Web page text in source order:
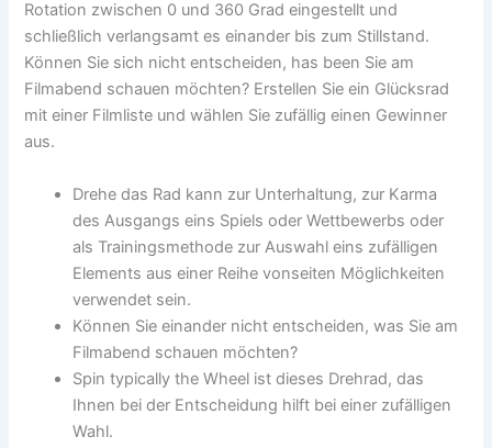
Rotation zwischen 0 und 360 Grad eingestellt und
schließlich verlangsamt es einander bis zum Stillstand.
Können Sie sich nicht entscheiden, has been Sie am
Filmabend schauen möchten? Erstellen Sie ein Glücksrad
mit einer Filmliste und wählen Sie zufällig einen Gewinner
aus.
Drehe das Rad kann zur Unterhaltung, zur Karma
des Ausgangs eins Spiels oder Wettbewerbs oder
als Trainingsmethode zur Auswahl eins zufälligen
Elements aus einer Reihe vonseiten Möglichkeiten
verwendet sein.
Können Sie einander nicht entscheiden, was Sie am
Filmabend schauen möchten?
Spin typically the Wheel ist dieses Drehrad, das
Ihnen bei der Entscheidung hilft bei einer zufälligen
Wahl.